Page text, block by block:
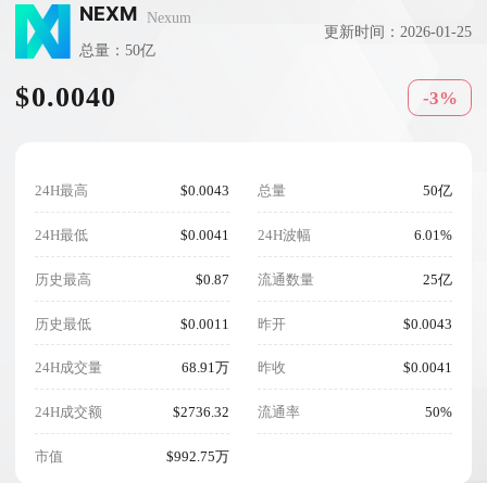
NEXM
Nexum
总量：50亿
更新时间：2026-01-25
$0.0040 -3%
24H最高 $0.0043
24H最低 $0.0041
历史最高 $0.87
历史最低 $0.0011
24H成交量 68.91万
24H成交额 $2736.32
市值 $992.75万
总量 50亿
24H波幅 6.01%
流通数量 25亿
昨开 $0.0043
昨收 $0.0041
流通率 50%